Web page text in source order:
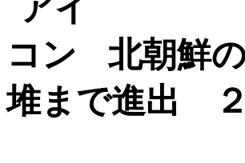
北朝鮮
堆まで進出